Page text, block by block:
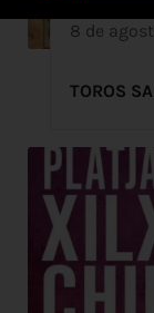
8 de
TOROS